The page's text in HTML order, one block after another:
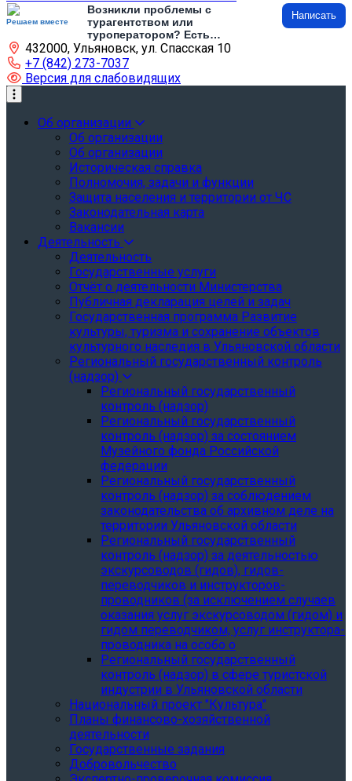
Решаем вместе
Возникли проблемы с
турагентством или
туроператором? Есть
предложения по развитию
туризма и туристической
инфраструктуры? Напишите об
этом
Написать
432000, Ульяновск, ул. Спасская 10
+7 (842) 273-7037
Версия для слабовидящих
Об организации
Об организации
Об организации
Историческая справка
Полномочия, задачи и функции
Защита населения и территории от ЧС
Законодательная карта
Вакансии
Деятельность
Деятельность
Государственные услуги
Отчёт о деятельности Министерства
Публичная декларация целей и задач
Государственная программа Развитие
культуры, туризма и сохранение объектов
культурного наследия в Ульяновской области
Региональный государственный контроль
(надзор)
Региональный государственный
контроль (надзор)
Региональный государственный
контроль (надзор) за состоянием
Музейного фонда Российской
федерации
Региональный государственный
контроль (надзор) за соблюдением
законодательства об архивном деле на
территории Ульяновской области
Региональный государственный
контроль (надзор) за деятельностью
экскурсоводов (гидов), гидов-
переводчиков и инструкторов-
проводников (за исключением случаев
оказания услуг экскурсоводом (гидом) и
гидом переводчиком, услуг инструктора-
проводника на особо о
Региональный государственный
контроль (надзор) в сфере туристской
индустрии в Ульяновской области
Национальный проект "Культура"
Планы финансово-хозяйственной
деятельности
Государственные задания
Добровольчество